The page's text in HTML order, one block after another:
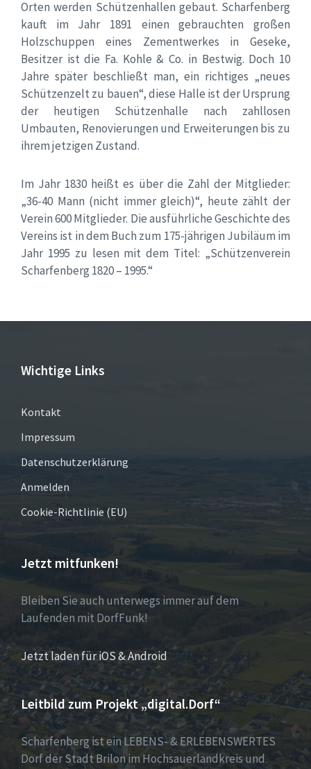
Orten werden Schützenhallen gebaut. Scharfenberg
kauft im Jahr 1891 einen gebrauchten großen
Holzschuppen eines Zementwerkes in Geseke,
Besitzer ist die Fa. Kohle & Co. in Bestwig. Doch 10
Jahre später beschließt man, ein richtiges „neues
Schützenzelt zu bauen“, diese Halle ist der Ursprung
der heutigen Schützenhalle nach zahllosen
Umbauten, Renovierungen und Erweiterungen bis zu
ihrem jetzigen Zustand.
Im Jahr 1830 heißt es über die Zahl der Mitglieder:
„36-40 Mann (nicht immer gleich)“, heute zählt der
Verein 600 Mitglieder. Die ausführliche Geschichte des
Vereins ist in dem Buch zum 175-jährigen Jubiläum im
Jahr 1995 zu lesen mit dem Titel: „Schützenverein
Scharfenberg 1820 – 1995.“
Wichtige Links
Kontakt
Impressum
Datenschutzerklärung
Anmelden
Cookie-Richtlinie (EU)
Jetzt mitfunken!
Bleiben Sie auch unterwegs immer auf dem
Laufenden mit DorfFunk!
Jetzt laden für iOS & Android
Leitbild zum Projekt „digital.Dorf“
Scharfenberg ist ein LEBENS- & ERLEBENSWERTES
Dorf der Stadt Brilon im Hochsauerlandkreis und